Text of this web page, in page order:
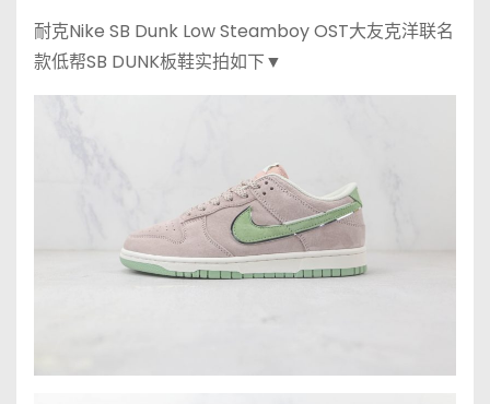
耐克Nike SB Dunk Low Steamboy OST大友克洋联名
款低帮SB DUNK板鞋实拍如下▼